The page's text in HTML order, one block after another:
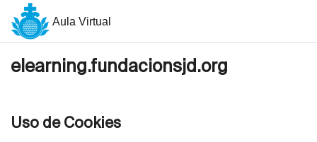
Salta al contenido principal
Aula Virtual
elearning.fundacionsjd.org
Uso de Cookies